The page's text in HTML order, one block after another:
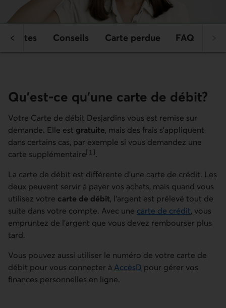
Limites Conseils Carte perdue FAQ
Qu'est-ce qu'une carte de débit?
Votre Carte de débit Desjardins vous est remise sur
demande. Elle est gratuite, mais des frais s’appliquent
dans certains cas, par exemple si vous demandez une
carte supplémentaire[ 1 ]
Aller à la note
.
La carte de débit est différente d’une carte de crédit. Les
deux peuvent servir à payer vos achats, mais quand vous
utilisez votre carte de débit, l’argent est prélevé tout de
suite dans votre compte. Avec une carte de crédit, vous
empruntez de l’argent que vous devez rembourser plus
tard.
Vous pouvez aussi utiliser le numéro de votre carte de
débit pour vous connecter à AccèsD pour gérer vos
finances personnelles en ligne.